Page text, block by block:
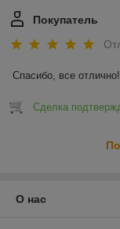
Покупатель
Спасибо, все отлично!
Сделка
О нас